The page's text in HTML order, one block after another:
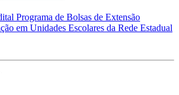
Programa de Bolsas de Extensão
em Unidades Escolares da Rede Estadual